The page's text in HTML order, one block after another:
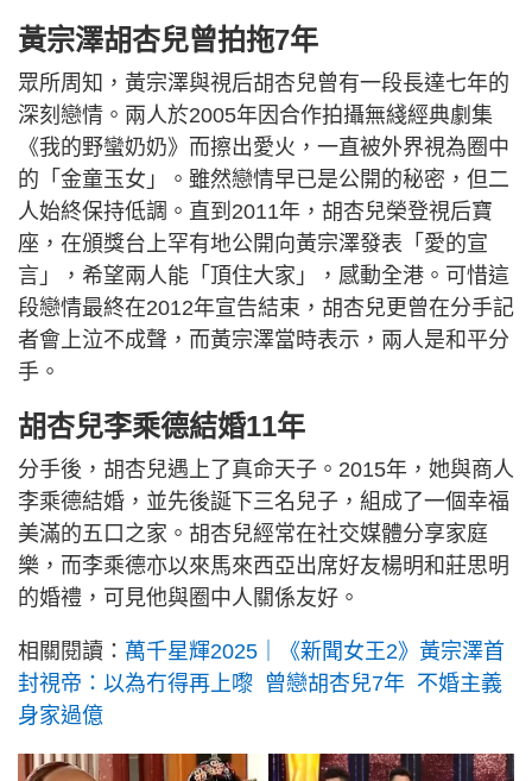
黃宗澤胡杏兒曾拍拖7年
眾所周知，黃宗澤與視后胡杏兒曾有一段長達七年的
深刻戀情。兩人於2005年因合作拍攝無綫經典劇集
《我的野蠻奶奶》而擦出愛火，一直被外界視為圈中
的「金童玉女」。雖然戀情早已是公開的秘密，但二
人始終保持低調。直到2011年，胡杏兒榮登視后寶
座，在頒獎台上罕有地公開向黃宗澤發表「愛的宣
言」，希望兩人能「頂住大家」，感動全港。可惜這
段戀情最終在2012年宣告結束，胡杏兒更曾在分手記
者會上泣不成聲，而黃宗澤當時表示，兩人是和平分
手。
胡杏兒李乘德結婚11年
分手後，胡杏兒遇上了真命天子。2015年，她與商人
李乘德結婚，並先後誕下三名兒子，組成了一個幸福
美滿的五口之家。胡杏兒經常在社交媒體分享家庭
樂，而李乘德亦以來馬來西亞出席好友楊明和莊思明
的婚禮，可見他與圈中人關係友好。
相關閱讀： 萬千星輝2025｜《新聞女王2》黃宗澤首
封視帝：以為冇得再上嚟 曾戀胡杏兒7年 不婚主義
身家過億